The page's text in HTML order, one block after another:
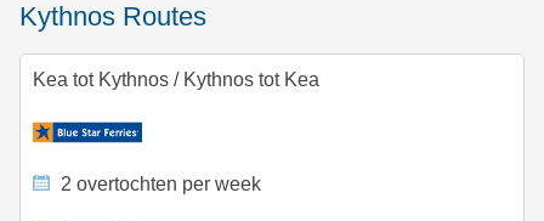
Kythnos Routes
Kea tot Kythnos /Kythnos tot Kea
2 overtochten per week